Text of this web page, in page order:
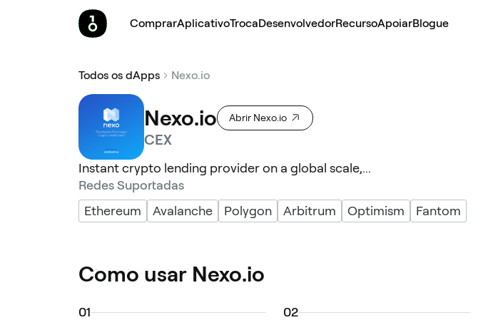
ComprarAplicativoTrocaDesenvolvedorRecursoApoiarBlogue
Todos os dApps Nexo.io
Nexo.io Abrir Nexo.io
CEX
Instant crypto lending provider on a global scale,...
Redes Suportadas
Ethereum
Avalanche Polygon Arbitrum Optimism Fantom
Como usar Nexo.io
01 02